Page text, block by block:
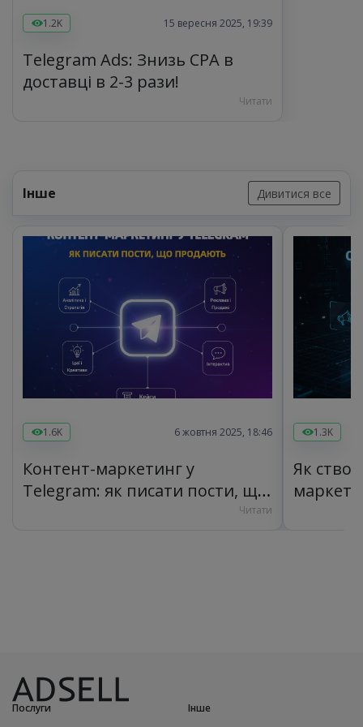
1.2K 15 вересня 2025, 19:39
Telegram Ads: Знизь CPA в
доставці в 2-3 рази!
Читати
Інше Дивитися все
1.6K 6 жовтня 2025, 18:46
Контент-маркетинг у
Telegram: як писати пости, що
Читати
1.3K
Як
Послуги
Інше